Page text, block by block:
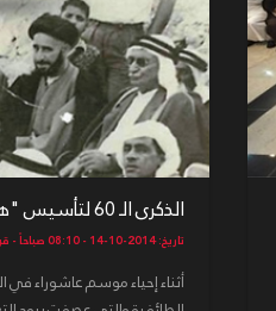
الذكرى الـ 60 لتأسيس "هيئة الإتحاد الوطني" في حسينية الحاج أ ...
تاريخ: 2014-10-14 - 08:10 صباحاً - قراءات: 4227